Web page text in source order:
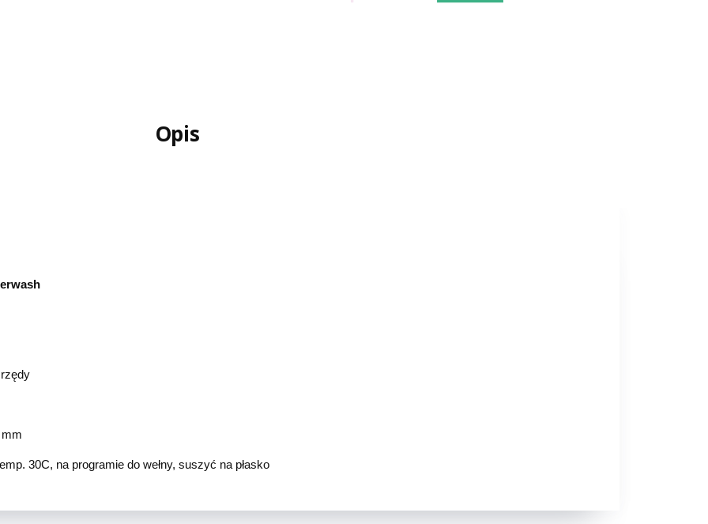
Opis
30C, na programie do wełny, suszyć na płasko